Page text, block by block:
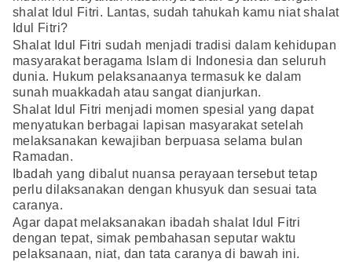
shalat Idul Fitri. Lantas, sudah tahukah kamu niat shalat
Idul Fitri?
Shalat Idul Fitri sudah menjadi tradisi dalam kehidupan
masyarakat beragama Islam di Indonesia dan seluruh
dunia. Hukum pelaksanaanya termasuk ke dalam
sunah muakkadah atau sangat dianjurkan.
Shalat Idul Fitri menjadi momen spesial yang dapat
menyatukan berbagai lapisan masyarakat setelah
melaksanakan kewajiban berpuasa selama bulan
Ramadan.
Ibadah yang dibalut nuansa perayaan tersebut tetap
perlu dilaksanakan dengan khusyuk dan sesuai tata
caranya.
Agar dapat melaksanakan ibadah shalat Idul Fitri
dengan tepat, simak pembahasan seputar waktu
pelaksanaan, niat, dan tata caranya di bawah ini.